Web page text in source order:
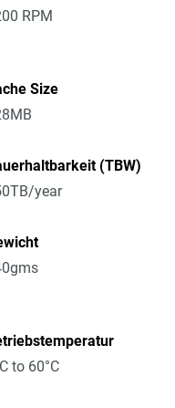
RPM
Size
(TBW)
year
to 60°C